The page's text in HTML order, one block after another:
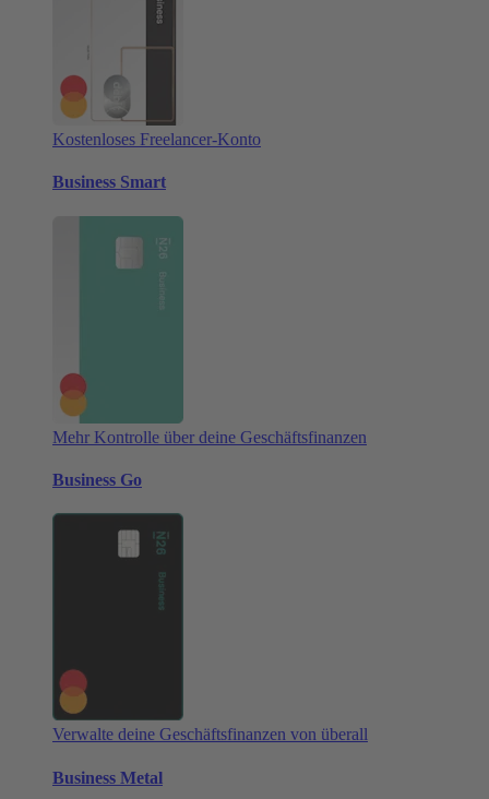
Kostenloses Freelancer-Konto
Business Smart
Mehr Kontrolle über deine Geschäftsfinanzen
Business Go
Verwalte deine Geschäftsfinanzen von überall
Business Metal